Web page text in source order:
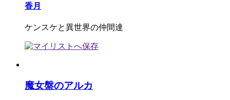
香月
ケンスケと異世界の仲間達
魔女盤のアルカ